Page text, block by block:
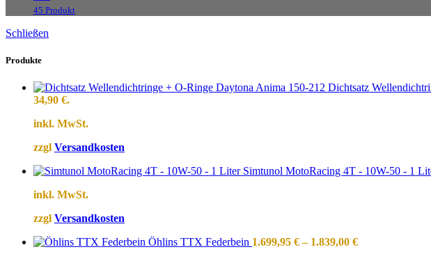
45 Produkt
Schließen
Produkte
Dichtsatz
34,90 €.
inkl. MwSt.
zzgl Versandkosten
Simtunol MotoRacing 4T - 10W-50 - 1
inkl. MwSt.
zzgl Versandkosten
Öhlins TTX Federbein 1.699,95 €– 1.839,00 €